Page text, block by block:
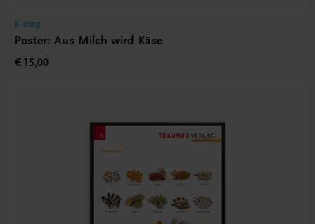
Bildung
Poster: Aus Milch wird Käse
€ 15,00